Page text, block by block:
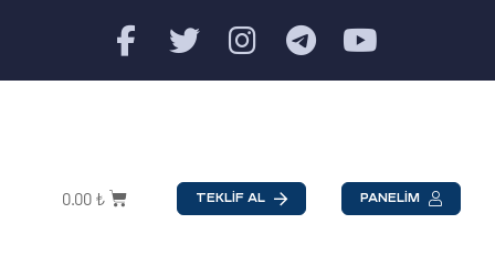
0.00 ₺ TEKLİF AL PANELİM